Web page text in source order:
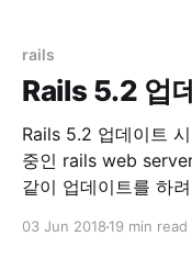
rails
Rails 5.2 업
Rails 5.2 업데이트 시 문제점 정리
중인 rails web
같이 업데이트를 하려고 합니다. 기
03 Jun 2018 19 min read